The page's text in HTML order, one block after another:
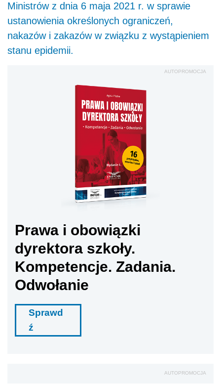
Ministrów z dnia 6 maja 2021 r. w sprawie
ustanowienia określonych ograniczeń,
nakazów i zakazów w związku z wystąpieniem
stanu epidemii.
AUTOPROMOCJA
Prawa i obowiązki
dyrektora szkoły.
Kompetencje. Zadania.
Odwołanie
Sprawd
ź
AUTOPROMOCJA